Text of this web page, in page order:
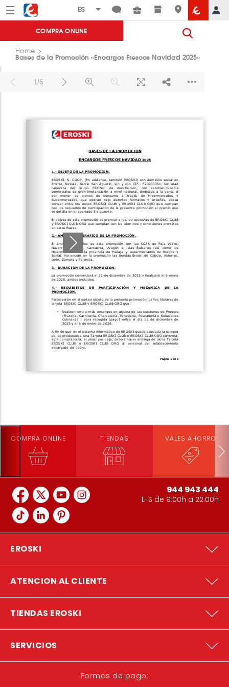
Menú Eroski
COMPRA ONLINE
Home
Bases de la Promoción «Encargos Frescos Navidad 2025»
Loading PDF 100% ...
1/6
COMPRA ONLINE TIENDAS VALES AHORRO
944 943 444
L-S de 9:00h a 22:00h
EROSKI
ATENCION AL CLIENTE
TIENDAS EROSKI
SERVICIOS
Formas de pago: